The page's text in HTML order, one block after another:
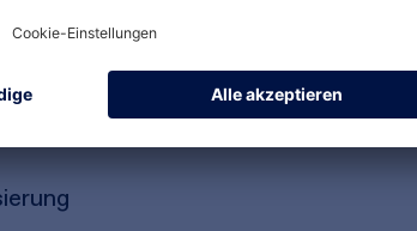
Marketing und Kommunikation
Metriken